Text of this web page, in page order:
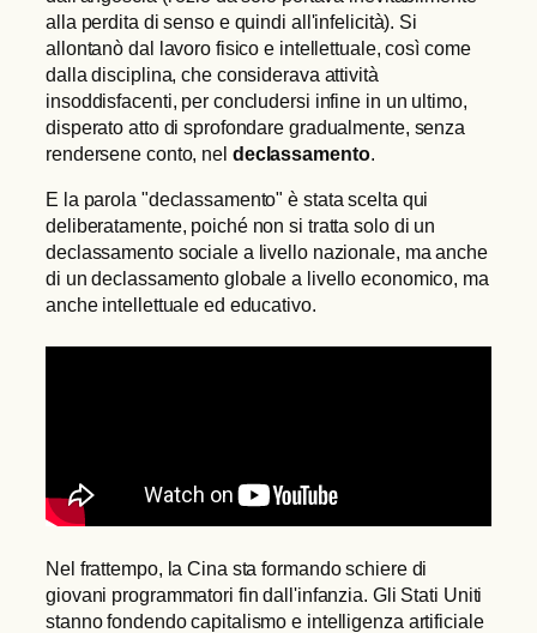
alla perdita di senso e quindi all'infelicità). Si
allontanò dal lavoro fisico e intellettuale, così come
dalla disciplina, che considerava attività
insoddisfacenti, per concludersi infine in un ultimo,
disperato atto di sprofondare gradualmente, senza
rendersene conto, nel declassamento.
E la parola "declassamento" è stata scelta qui
deliberatamente, poiché non si tratta solo di un
declassamento sociale a livello nazionale, ma anche
di un declassamento globale a livello economico, ma
anche intellettuale ed educativo.
Nel frattempo, la Cina sta formando schiere di
giovani programmatori fin dall'infanzia. Gli Stati Uniti
stanno fondendo capitalismo e intelligenza artificiale